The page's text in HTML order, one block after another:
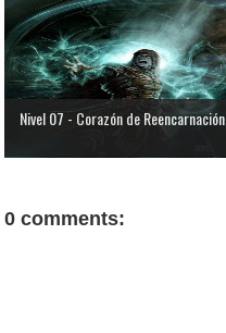
Nivel 07 - Corazón de Reencarnación
0 comments: